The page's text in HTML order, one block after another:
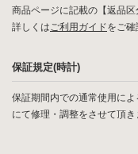
商品ページに記載の【返品区
詳しくはご利用ガイドをご確
保証規定(時計)
保証期間内での通常使用に
にて修理・調整をさせて頂